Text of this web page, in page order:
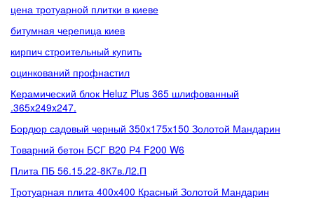
цена тротуарной плитки в киеве
битумная черепица киев
кирпич строительный купить
оцинкований профнастил
Керамический блок Heluz Plus 365 шлифованный
.365x249x247.
Бордюр садовый черный 350х175х150 Золотой Мандарин
Товарний бетон БСГ В20 Р4 F200 W6
Плита ПБ 56.15.22-8К7в.Л2.П
Тротуарная плита 400х400 Красный Золотой Мандарин